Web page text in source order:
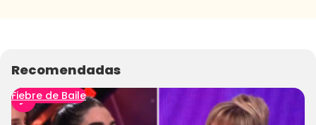
Recomendadas
Fiebre de Baile